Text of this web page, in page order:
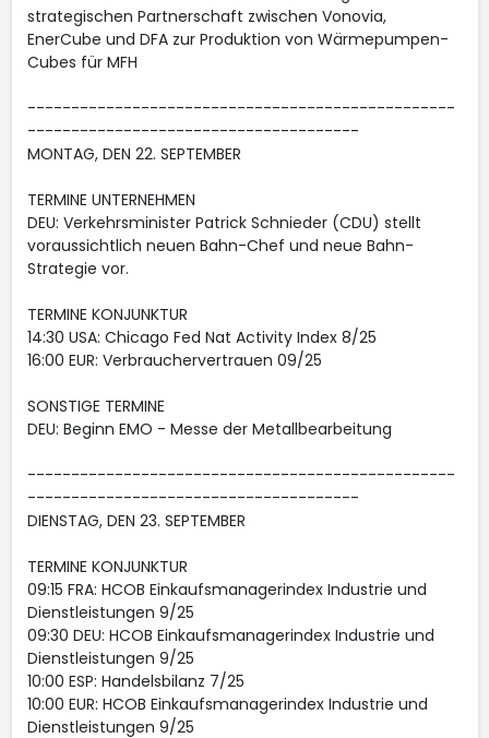
strategischen Partnerschaft zwischen Vonovia,
EnerCube und DFA zur Produktion von Wärmepumpen-
Cubes für MFH
-------------------------------------------------
--------------------------------------
MONTAG, DEN 22. SEPTEMBER
TERMINE UNTERNEHMEN
DEU: Verkehrsminister Patrick Schnieder (CDU) stellt
voraussichtlich neuen Bahn-Chef und neue Bahn-
Strategie vor.
TERMINE KONJUNKTUR
14:30 USA: Chicago Fed Nat Activity Index 8/25
16:00 EUR: Verbrauchervertrauen 09/25
SONSTIGE TERMINE
DEU: Beginn EMO - Messe der Metallbearbeitung
-------------------------------------------------
--------------------------------------
DIENSTAG, DEN 23. SEPTEMBER
TERMINE KONJUNKTUR
09:15 FRA: HCOB Einkaufsmanagerindex Industrie und
Dienstleistungen 9/25
09:30 DEU: HCOB Einkaufsmanagerindex Industrie und
Dienstleistungen 9/25
10:00 ESP: Handelsbilanz 7/25
10:00 EUR: HCOB Einkaufsmanagerindex Industrie und
Dienstleistungen 9/25